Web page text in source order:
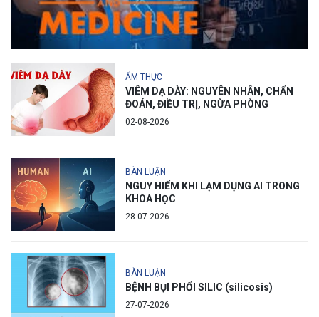
ẨM THỰC
VIÊM DẠ DÀY: NGUYÊN NHÂN, CHẨN
ĐOÁN, ĐIỀU TRỊ, NGỪA PHÒNG
02-08-2026
BÀN LUẬN
NGUY HIỂM KHI LẠM DỤNG AI TRONG
KHOA HỌC
28-07-2026
BÀN LUẬN
BỆNH BỤI PHỔI SILIC (silicosis)
27-07-2026